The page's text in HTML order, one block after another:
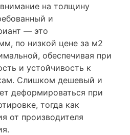
на толщину
и
— это
по низкой цене за м2
обеспечивая при
и устойчивость к
Слишком дешевый и
деформироваться при
тогда как
от производителя